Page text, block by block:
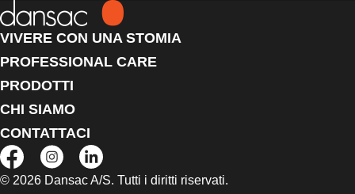
VIVERE CON UNA STOMIA
PROFESSIONAL CARE
PRODOTTI
CHI SIAMO
CONTATTACI
© 2026 Dansac A/S. Tutti i diritti riservati.